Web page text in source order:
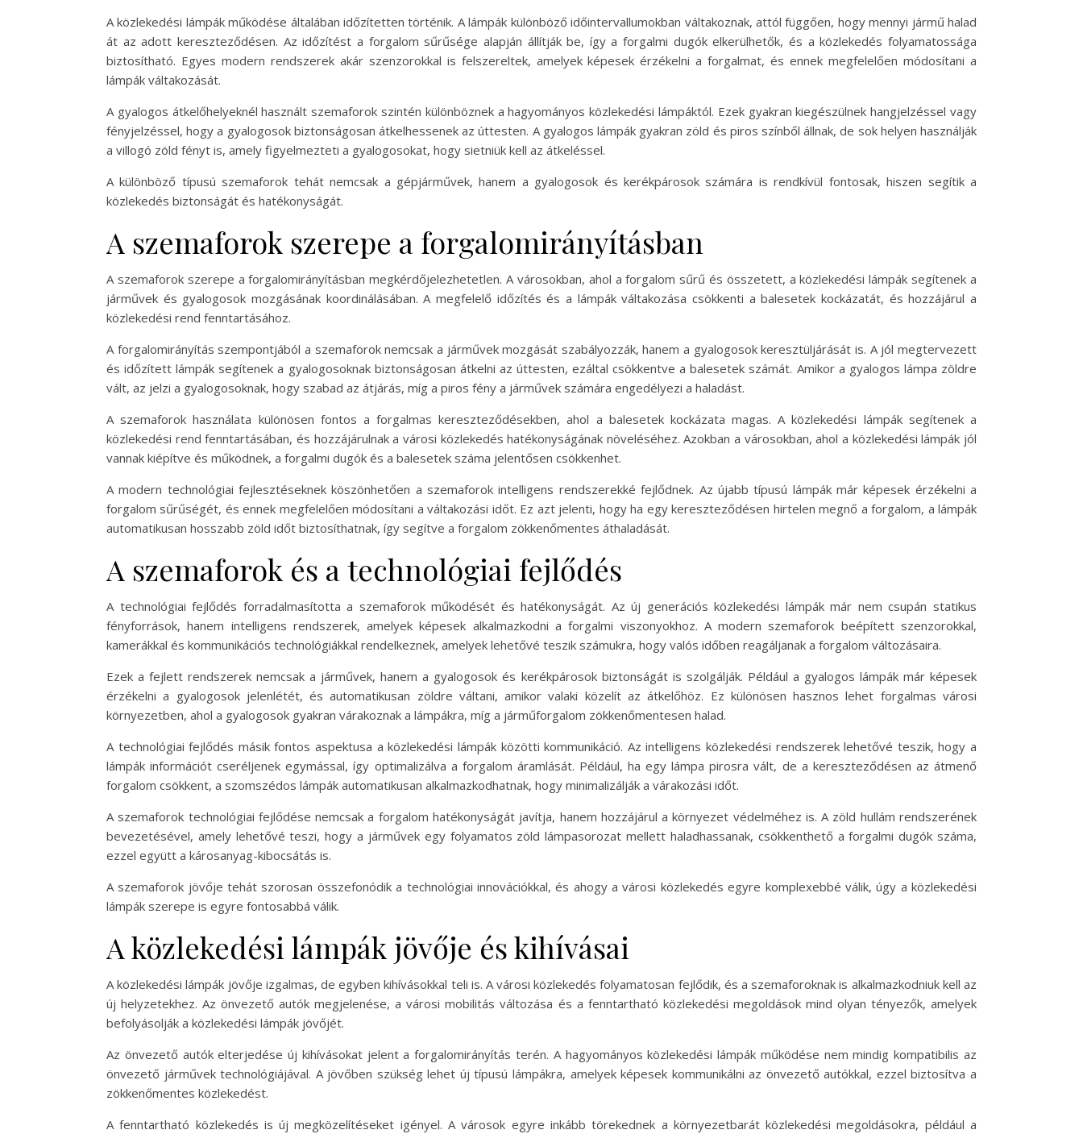
A közlekedési lámpák működése általában időzítetten történik. A lámpák különböző időintervallumokban váltakoznak, attól függően, hogy mennyi jármű halad
át az adott kereszteződésen. Az időzítést a forgalom sűrűsége alapján állítják be, így a forgalmi dugók elkerülhetők, és a közlekedés folyamatossága
biztosítható. Egyes modern rendszerek akár szenzorokkal is felszereltek, amelyek képesek érzékelni a forgalmat, és ennek megfelelően módosítani a
lámpák váltakozását.
A gyalogos átkelőhelyeknél használt szemaforok szintén különböznek a hagyományos közlekedési lámpáktól. Ezek gyakran kiegészülnek hangjelzéssel vagy
fényjelzéssel, hogy a gyalogosok biztonságosan átkelhessenek az úttesten. A gyalogos lámpák gyakran zöld és piros színből állnak, de sok helyen használják
a villogó zöld fényt is, amely figyelmezteti a gyalogosokat, hogy sietniük kell az átkeléssel.
A különböző típusú szemaforok tehát nemcsak a gépjárművek, hanem a gyalogosok és kerékpárosok számára is rendkívül fontosak, hiszen segítik a
közlekedés biztonságát és hatékonyságát.
A szemaforok szerepe a forgalomirányításban
A szemaforok szerepe a forgalomirányításban megkérdőjelezhetetlen. A városokban, ahol a forgalom sűrű és összetett, a közlekedési lámpák segítenek a
járművek és gyalogosok mozgásának koordinálásában. A megfelelő időzítés és a lámpák váltakozása csökkenti a balesetek kockázatát, és hozzájárul a
közlekedési rend fenntartásához.
A forgalomirányítás szempontjából a szemaforok nemcsak a járművek mozgását szabályozzák, hanem a gyalogosok keresztüljárását is. A jól megtervezett
és időzített lámpák segítenek a gyalogosoknak biztonságosan átkelni az úttesten, ezáltal csökkentve a balesetek számát. Amikor a gyalogos lámpa zöldre
vált, az jelzi a gyalogosoknak, hogy szabad az átjárás, míg a piros fény a járművek számára engedélyezi a haladást.
A szemaforok használata különösen fontos a forgalmas kereszteződésekben, ahol a balesetek kockázata magas. A közlekedési lámpák segítenek a
közlekedési rend fenntartásában, és hozzájárulnak a városi közlekedés hatékonyságának növeléséhez. Azokban a városokban, ahol a közlekedési lámpák jól
vannak kiépítve és működnek, a forgalmi dugók és a balesetek száma jelentősen csökkenhet.
A modern technológiai fejlesztéseknek köszönhetően a szemaforok intelligens rendszerekké fejlődnek. Az újabb típusú lámpák már képesek érzékelni a
forgalom sűrűségét, és ennek megfelelően módosítani a váltakozási időt. Ez azt jelenti, hogy ha egy kereszteződésen hirtelen megnő a forgalom, a lámpák
automatikusan hosszabb zöld időt biztosíthatnak, így segítve a forgalom zökkenőmentes áthaladását.
A szemaforok és a technológiai fejlődés
A technológiai fejlődés forradalmasította a szemaforok működését és hatékonyságát. Az új generációs közlekedési lámpák már nem csupán statikus
fényforrások, hanem intelligens rendszerek, amelyek képesek alkalmazkodni a forgalmi viszonyokhoz. A modern szemaforok beépített szenzorokkal,
kamerákkal és kommunikációs technológiákkal rendelkeznek, amelyek lehetővé teszik számukra, hogy valós időben reagáljanak a forgalom változásaira.
Ezek a fejlett rendszerek nemcsak a járművek, hanem a gyalogosok és kerékpárosok biztonságát is szolgálják. Például a gyalogos lámpák már képesek
érzékelni a gyalogosok jelenlétét, és automatikusan zöldre váltani, amikor valaki közelít az átkelőhöz. Ez különösen hasznos lehet forgalmas városi
környezetben, ahol a gyalogosok gyakran várakoznak a lámpákra, míg a járműforgalom zökkenőmentesen halad.
A technológiai fejlődés másik fontos aspektusa a közlekedési lámpák közötti kommunikáció. Az intelligens közlekedési rendszerek lehetővé teszik, hogy a
lámpák információt cseréljenek egymással, így optimalizálva a forgalom áramlását. Például, ha egy lámpa pirosra vált, de a kereszteződésen az átmenő
forgalom csökkent, a szomszédos lámpák automatikusan alkalmazkodhatnak, hogy minimalizálják a várakozási időt.
A szemaforok technológiai fejlődése nemcsak a forgalom hatékonyságát javítja, hanem hozzájárul a környezet védelméhez is. A zöld hullám rendszerének
bevezetésével, amely lehetővé teszi, hogy a járművek egy folyamatos zöld lámpasorozat mellett haladhassanak, csökkenthető a forgalmi dugók száma,
ezzel együtt a károsanyag-kibocsátás is.
A szemaforok jövője tehát szorosan összefonódik a technológiai innovációkkal, és ahogy a városi közlekedés egyre komplexebbé válik, úgy a közlekedési
lámpák szerepe is egyre fontosabbá válik.
A közlekedési lámpák jövője és kihívásai
A közlekedési lámpák jövője izgalmas, de egyben kihívásokkal teli is. A városi közlekedés folyamatosan fejlődik, és a szemaforoknak is alkalmazkodniuk kell az
új helyzetekhez. Az önvezető autók megjelenése, a városi mobilitás változása és a fenntartható közlekedési megoldások mind olyan tényezők, amelyek
befolyásolják a közlekedési lámpák jövőjét.
Az önvezető autók elterjedése új kihívásokat jelent a forgalomirányítás terén. A hagyományos közlekedési lámpák működése nem mindig kompatibilis az
önvezető járművek technológiájával. A jövőben szükség lehet új típusú lámpákra, amelyek képesek kommunikálni az önvezető autókkal, ezzel biztosítva a
zökkenőmentes közlekedést.
A fenntartható közlekedés is új megközelítéseket igényel. A városok egyre inkább törekednek a környezetbarát közlekedési megoldásokra, például a